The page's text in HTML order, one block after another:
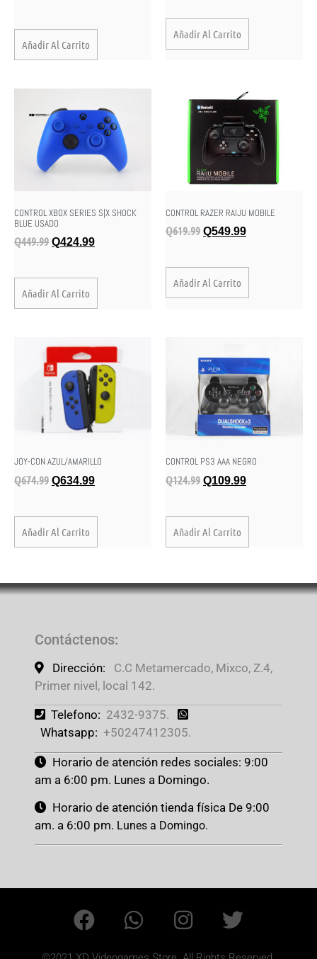
Añadir Al Carrito
Añadir Al Carrito
CONTROL XBOX SERIES S|X SHOCK
BLUE USADO
Q449.99 Q424.99
Añadir Al Carrito
CONTROL RAZER RAIJU MOBILE
Q619.99 Q549.99
Añadir Al Carrito
JOY-CON AZUL/AMARILLO
Q674.99 Q634.99
Añadir Al Carrito
CONTROL PS3 AAA NEGRO
Q124.99 Q109.99
Añadir Al Carrito
Contáctenos:
Dirección:
C.C Metamercado, Mixco, Z.4,
Primer nivel, local 142.
Telefono: 2432-9375.
Whatsapp: +50247412305.
Horario de atención redes sociales: 9:00
am a 6:00 pm. Lunes a Domingo.
Horario de atención tienda física De 9:00
am. a 6:00 pm. Lunes a Domingo.